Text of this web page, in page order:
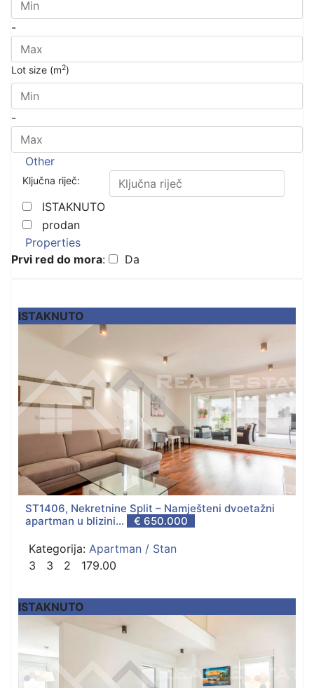
-
Lot size (m2)
-
Other
Ključna riječ:
ISTAKNUTO
prodan
Properties
Prvi red do mora: Da
ISTAKNUTO
ST1406, Nekretnine Split – Namješteni dvoetažni
apartman u blizini...
€ 650.000
Kategorija: Apartman / Stan
3
3 2 179.00
ISTAKNUTO